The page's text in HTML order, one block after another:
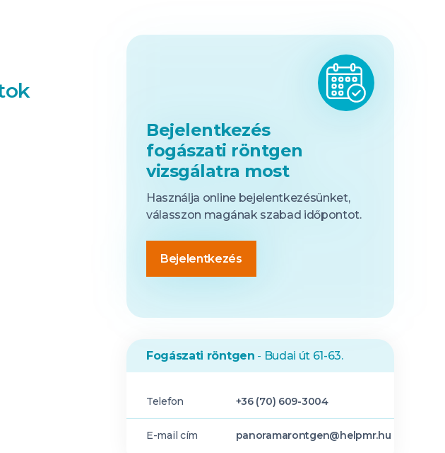
Bejelentkezés
fogászati röntgen
vizsgálatra most
Használja online bejelentkezésünket,
válasszon magának szabad időpontot.
Bejelentkezés
Fogászati röntgen - Budai út 61-63.
Telefon +36 (70) 609-3004
E-mail cím panoramarontgen@helpmr.hu